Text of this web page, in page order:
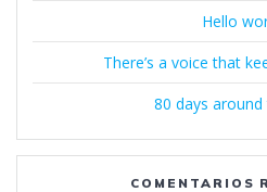
Hello
There’s a voice that
80 days
COMENTARIOS